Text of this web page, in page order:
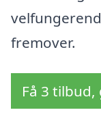
fremover.
Få 3